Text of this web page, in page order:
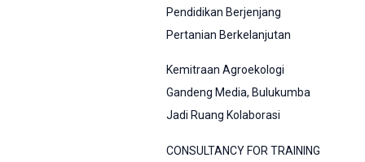
Pendidikan Berjenjang
Pertanian Berkelanjutan
Kemitraan Agroekologi
Gandeng Media, Bulukumba
Jadi Ruang Kolaborasi
CONSULTANCY FOR TRAINING